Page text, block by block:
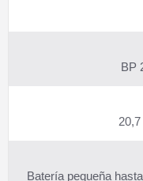
BP
Batería pequeña